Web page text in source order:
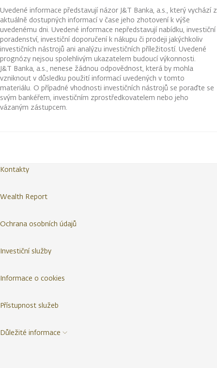
Uvedené informace představují názor J&T Banka, a.s., který vychází z
aktuálně dostupných informací v čase jeho zhotovení k výše
uvedenému dni. Uvedené informace nepředstavují nabídku, investiční
poradenství, investiční doporučení k nákupu či prodeji jakýchkoliv
investičních nástrojů ani analýzu investičních příležitostí. Uvedené
prognózy nejsou spolehlivým ukazatelem budoucí výkonnosti.
J&T Banka, a.s., nenese žádnou odpovědnost, která by mohla
vzniknout v důsledku použití informací uvedených v tomto
materiálu. O případné vhodnosti investičních nástrojů se poraďte se
svým bankéřem, investičním zprostředkovatelem nebo jeho
vázaným zástupcem.
Kontakty
Wealth Report
Ochrana osobních údajů
Investiční služby
Informace o cookies
Přístupnost služeb
Důležité informace